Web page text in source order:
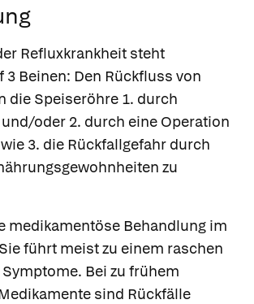
Refluxkrankheit steht
3 Beinen: Den Rückfluss von
die Speiseröhre 1. durch
oder 2. durch eine Operation
3. die Rückfallgefahr durch
zu
medikamentöse Behandlung im
führt meist zu einem raschen
Bei zu frühem
sind Rückfälle